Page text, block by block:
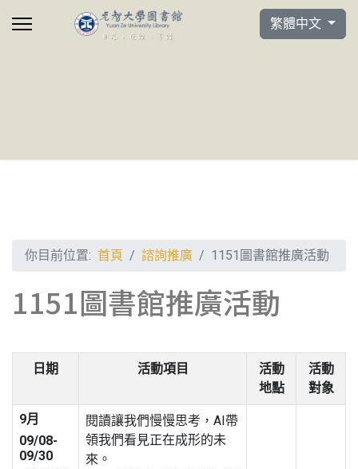
選擇你的語言
繁體中文
你目前位置: 首頁 諮詢推廣 1151圖書館推廣活動
1151圖書館推廣活動
日期 活動項目
活動
地點
活動
對象
9月
09/08-
09/30
閱讀讓我們慢慢思考，AI帶
領我們看見正在成形的未
來。